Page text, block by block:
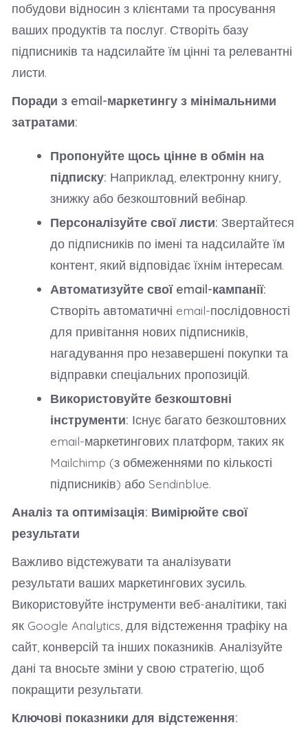
побудови відносин з клієнтами та просування
ваших продуктів та послуг. Створіть базу
підписників та надсилайте їм цінні та релевантні
листи.
Поради з email-маркетингу з мінімальними
затратами:
Пропонуйте щось цінне в обмін на
підписку: Наприклад, електронну книгу,
знижку або безкоштовний вебінар.
Персоналізуйте свої листи: Звертайтеся
до підписників по імені та надсилайте їм
контент, який відповідає їхнім інтересам.
Автоматизуйте свої email-кампанії:
Створіть автоматичні email-послідовності
для привітання нових підписників,
нагадування про незавершені покупки та
відправки спеціальних пропозицій.
Використовуйте безкоштовні
інструменти: Існує багато безкоштовних
email-маркетингових платформ, таких як
Mailchimp (з обмеженнями по кількості
підписників) або Sendinblue.
Аналіз та оптимізація: Вимірюйте свої
результати
Важливо відстежувати та аналізувати
результати ваших маркетингових зусиль.
Використовуйте інструменти веб-аналітики, такі
як Google Analytics, для відстеження трафіку на
сайт, конверсій та інших показників. Аналізуйте
дані та вносьте зміни у свою стратегію, щоб
покращити результати.
Ключові показники для відстеження: